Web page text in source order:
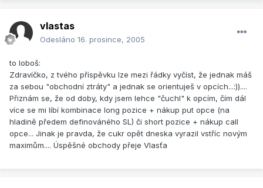
vlastas
Odesláno 16. prosince, 2005
to loboš:
Zdravíčko, z tvého příspěvku lze mezi řádky vyčíst, že jednak máš
za sebou "obchodní ztráty" a jednak se orientuješ v opcích...:))....
Přiznám se, že od doby, kdy jsem lehce "čuchl" k opcím, čím dál
více se mi líbí kombinace long pozice + nákup put opce (na
hladině předem definováného SL) či short pozice + nákup call
opce... Jinak je pravda, že cukr opět dneska vyrazil vstříc novým
maximům.... Úspěšné obchody přeje Vlasťa